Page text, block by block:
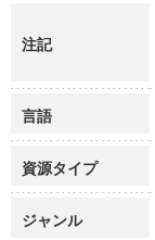
注記
言語
資源タイプ
ジャンル